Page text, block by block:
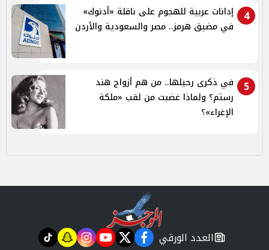
4
إدانات عربية للهجوم على ناقلة «أدنوك»
في مضيق هرمز.. مصر والسعودية والأردن
5
في ذكرى رحيلها.. من هم أزواج هند
رستم؟ ولماذا غضبت من لقب «ملكة
الإغراء»؟
newspaper
العدد الورقي facebook
twitter
youtube
instagram
snapchat
tiktok